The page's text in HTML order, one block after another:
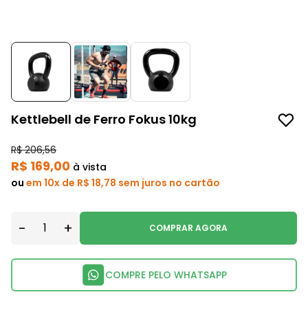
Kettlebell de Ferro Fokus 10kg
R$ 206,56
R$ 169,00 à vista
ou em 10x de R$ 18,78 sem juros no cartão
- + COMPRAR AGORA
COMPRE PELO WHATSAPP